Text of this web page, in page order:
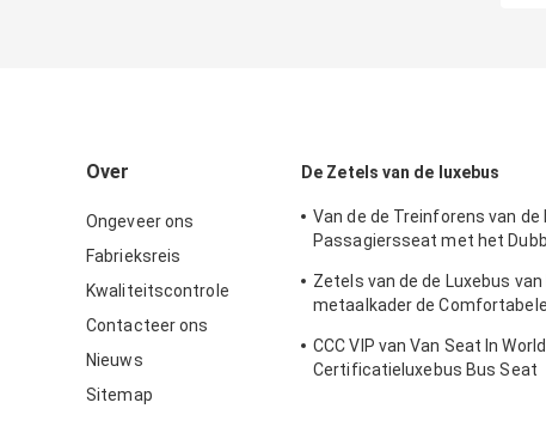
Over
Ongeveer ons
Fabrieksreis
Kwaliteitscontrole
Contacteer ons
Nieuws
Sitemap
De Zetels van de luxebus
Van de de Treinforens van de
Passagiersseat met het
Zetels van de de Luxebus van
metaalkader de
CCC VIP van Van Seat In
Certificatieluxebus Bus Seat